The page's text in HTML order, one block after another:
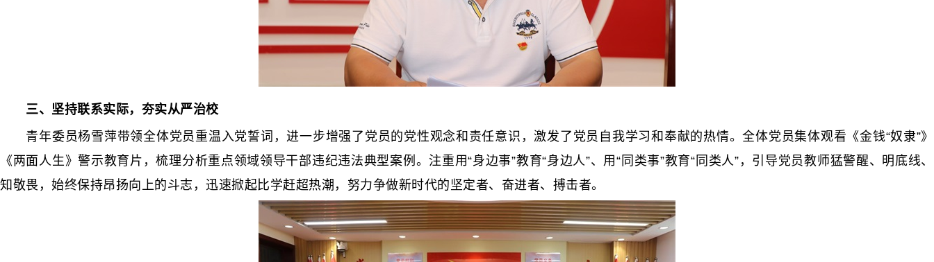
三、坚持联系实际，夯实从严治校
青年委员杨雪萍带领全体党员重温入党誓词，进一步增强了党员的党性观念和责任意识，激发了党员自我学习和奉献的热情。全体党员集体观看《金钱“奴隶”》
《两面人生》警示教育片，梳理分析重点领域领导干部违纪违法典型案例。注重用“身边事”教育“身边人”、用“同类事”教育“同类人”，引导党员教师猛警醒、明底线、
知敬畏，始终保持昂扬向上的斗志，迅速掀起比学赶超热潮，努力争做新时代的坚定者、奋进者、搏击者。